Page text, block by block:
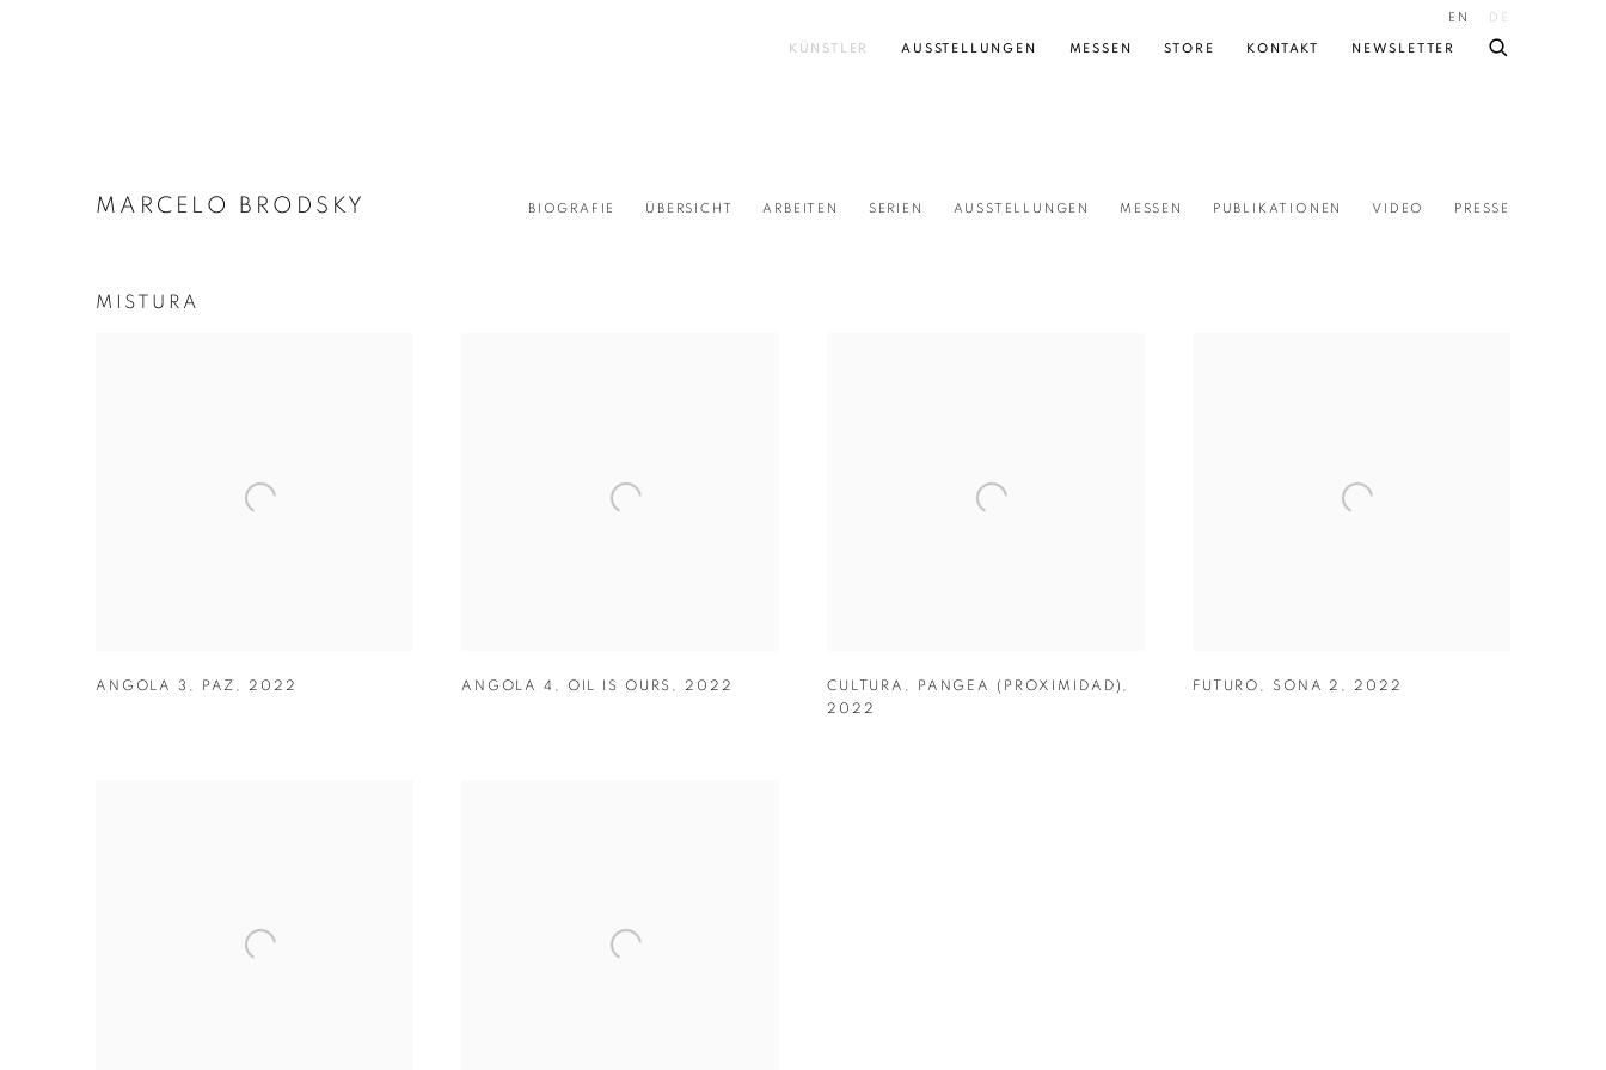
KÜNSTLER AUSSTELLUNGEN MESSEN STORE KONTAKT NEWSLETTER
EN DE
MARCELO BRODSKY BIOGRAFIE ÜBERSICHT ARBEITEN SERIEN AUSSTELLUNGEN MESSEN PUBLIKATIONEN VIDEO PRESSE
MISTURA
ANGOLA 3 PAZ 2022 ANGOLA 4 OIL IS OURS 2022 CULTURA PANGEA (PROXIMIDAD)
2022
FUTURO SONA 2 2022